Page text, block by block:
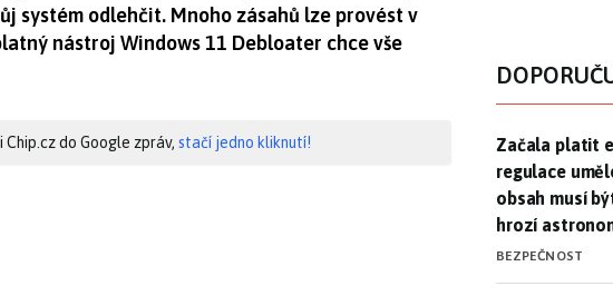
systém odlehčit. Mnoho zásahů lze provést v
nástroj Windows 11 Debloater chce vše
do Google zpráv, stačí jedno kliknutí! Začala platit
Začala platit
regulace
obsah musí
hrozí
BEZPEČNOST